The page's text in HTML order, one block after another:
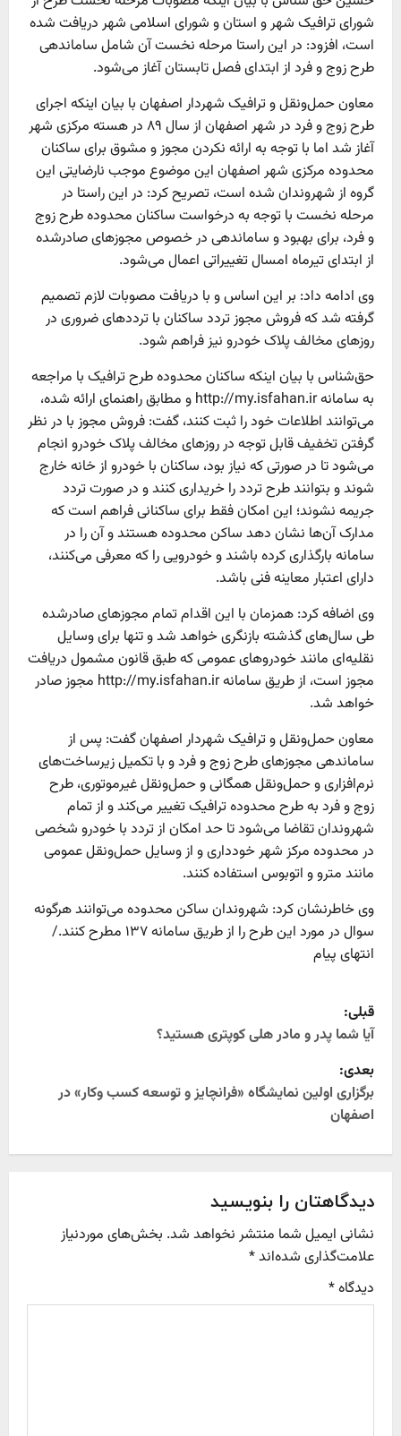
شورای ترافیک شهر و استان و شورای اسلامی شهر دریافت شده
است، افزود: در این راستا مرحله نخست آن شامل ساماندهی
طرح زوج و فرد از ابتدای فصل تابستان آغاز می‌شود.
معاون حمل‌ونقل و ترافیک شهردار اصفهان با بیان اینکه اجرای
طرح زوج و فرد در شهر اصفهان از سال ۸۹ در هسته مرکزی شهر
آغاز شد اما با توجه به ارائه نکردن مجوز و مشوق برای ساکنان
محدوده مرکزی شهر اصفهان این موضوع موجب نارضایتی این
گروه از شهروندان شده است، تصریح کرد: در این راستا در
مرحله نخست با توجه به درخواست ساکنان محدوده طرح زوج
و فرد، برای بهبود و ساماندهی در خصوص مجوزهای صادرشده
از ابتدای تیرماه امسال تغییراتی اعمال می‌شود.
وی ادامه داد: بر این اساس و با دریافت مصوبات لازم تصمیم
گرفته شد که فروش مجوز تردد ساکنان با ترددهای ضروری در
روزهای مخالف پلاک خودرو نیز فراهم شود.
حق‌شناس با بیان اینکه ساکنان محدوده طرح ترافیک با مراجعه
به سامانه http://my.isfahan.ir و مطابق راهنمای ارائه شده،
می‌توانند اطلاعات خود را ثبت کنند، گفت: فروش مجوز با در نظر
گرفتن تخفیف قابل توجه در روزهای مخالف پلاک خودرو انجام
می‌شود تا در صورتی که نیاز بود، ساکنان با خودرو از خانه خارج
شوند و بتوانند طرح تردد را خریداری کنند و در صورت تردد
جریمه نشوند؛ این امکان فقط برای ساکنانی فراهم است که
مدارک آن‌ها نشان دهد ساکن محدوده هستند و آن را در
سامانه بارگذاری کرده باشند و خودرویی را که معرفی می‌کنند،
دارای اعتبار معاینه فنی باشد.
وی اضافه کرد: همزمان با این اقدام تمام مجوزهای صادرشده
طی سال‌های گذشته بازنگری خواهد شد و تنها برای وسایل
نقلیه‌ای مانند خودروهای عمومی که طبق قانون مشمول دریافت
مجوز است، از طریق سامانه http://my.isfahan.ir مجوز صادر
خواهد شد.
معاون حمل‌ونقل و ترافیک شهردار اصفهان گفت: پس از
ساماندهی مجوزهای طرح زوج و فرد و با تکمیل زیرساخت‌های
نرم‌افزاری و حمل‌ونقل همگانی و حمل‌ونقل غیرموتوری، طرح
زوج و فرد به طرح محدوده ترافیک تغییر می‌کند و از تمام
شهروندان تقاضا می‌شود تا حد امکان از تردد با خودرو شخصی
در محدوده مرکز شهر خودداری و از وسایل حمل‌ونقل عمومی
مانند مترو و اتوبوس استفاده کنند.
وی خاطرنشان کرد: شهروندان ساکن محدوده می‌توانند هرگونه
سوال در مورد این طرح را از طریق سامانه ۱۳۷ مطرح کنند./
انتهای پیام
P
o
s
t
n
a
v
i
g
قبلی:
آیا شما پدر و مادر هلی کوپتری هستید؟
بعدی:
برگزاری اولین نمایشگاه «فرانچایز و توسعه کسب‌ وکار» در
اصفهان
دیدگاهتان را بنویسید
نشانی ایمیل شما منتشر نخواهد شد. بخش‌های موردنیاز
علامت‌گذاری شده‌اند*
دیدگاه*